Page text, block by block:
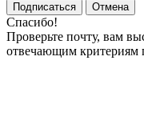
Подписаться
Отмена
Спасибо!
Проверьте почту, вам
отвечающим критериям